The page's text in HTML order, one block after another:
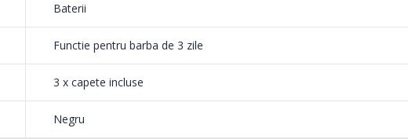
Baterii
Functie pentru barba de 3 zile
3 x capete incluse
Negru